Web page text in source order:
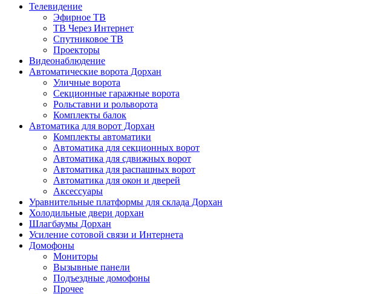
Телевидение
Эфирное ТВ
ТВ Через Интернет
Спутниковое ТВ
Проекторы
Видеонаблюдение
Автоматические ворота Дорхан
Уличные ворота
Секционные гаражные ворота
Рольставни и рольворота
Комплекты балок
Автоматика для ворот Дорхан
Комплекты автоматики
Автоматика для секционных ворот
Автоматика для сдвижных ворот
Автоматика для распашных ворот
Автоматика для окон и дверей
Аксессуары
Уравнительные платформы для склада Дорхан
Холодильные двери дорхан
Шлагбаумы Дорхан
Усиление сотовой связи и Интернета
Домофоны
Мониторы
Вызывные панели
Подъездные домофоны
Прочее